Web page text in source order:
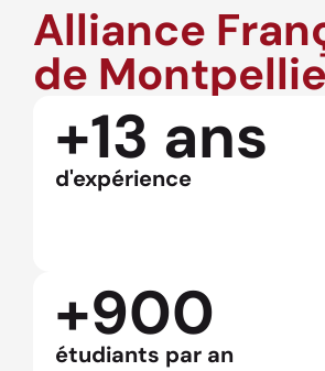
Alliance
de
+13 ans
d'expérience
+900
étudiants par an